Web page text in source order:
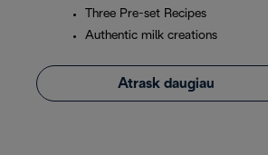
Three Pre-set Recipes
Authentic milk creations
Atrask daugiau